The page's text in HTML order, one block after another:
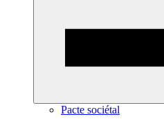
Pacte sociétal